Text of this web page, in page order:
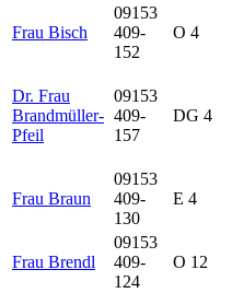
Frau Bisch
09153
409-
152
O 4
Dr. Frau
Brandmüller-
Pfeil
09153
409-
157
DG 4
Frau Braun
09153
409-
130
E 4
Frau Brendl
09153
409-
124
O 12